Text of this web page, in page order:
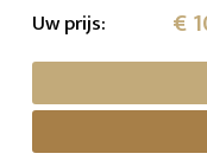
Uw prijs: €